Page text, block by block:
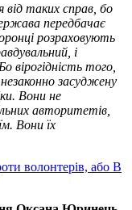
від таких справ, бо
передбачає
розраховують
і
Бо вірогідність того,
засуджену
Вони не
авторитетів,
Вони їх
волонтерів, або В